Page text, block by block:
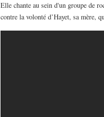
Elle chante au sein d'un groupe de
contre la volonté d’Hayet, sa mère,